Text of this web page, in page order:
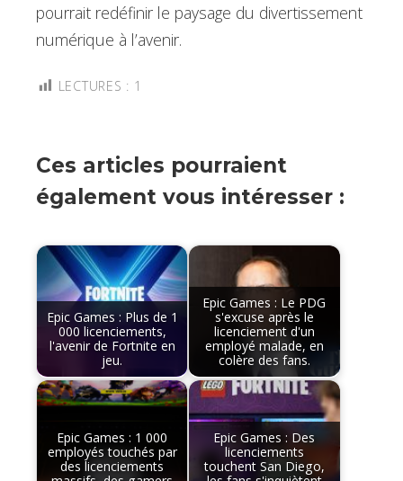
pourrait redéfinir le paysage du divertissement
numérique à l’avenir.
LECTURES : 1
Ces articles pourraient
également vous intéresser :
Epic Games : Plus de 1
000 licenciements,
l'avenir de Fortnite en
jeu.
Epic Games : Le PDG
s'excuse après le
licenciement d'un
employé malade, en
colère des fans.
Epic Games : 1 000
employés touchés par
des licenciements
Epic Games : Des
licenciements
touchent San Diego,